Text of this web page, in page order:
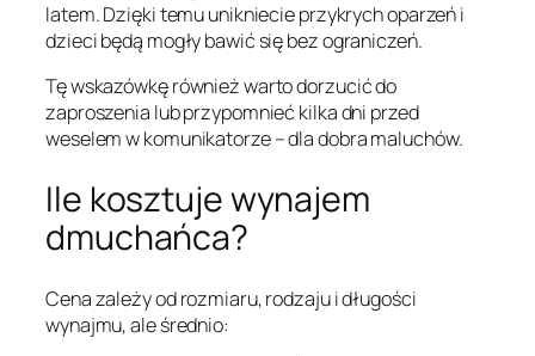
latem. Dzięki temu unikniecie przykrych oparzeń i
dzieci będą mogły bawić się bez ograniczeń.
Tę wskazówkę również warto dorzucić do
zaproszenia lub przypomnieć kilka dni przed
weselem w komunikatorze – dla dobra maluchów.
Ile kosztuje wynajem
dmuchańca?
Cena zależy od rozmiaru, rodzaju i długości
wynajmu, ale średnio: